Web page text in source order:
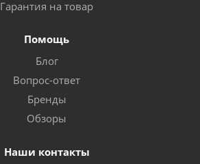
Гарантия на товар
Помощь
Блог
Вопрос-ответ
Бренды
Обзоры
Наши контакты